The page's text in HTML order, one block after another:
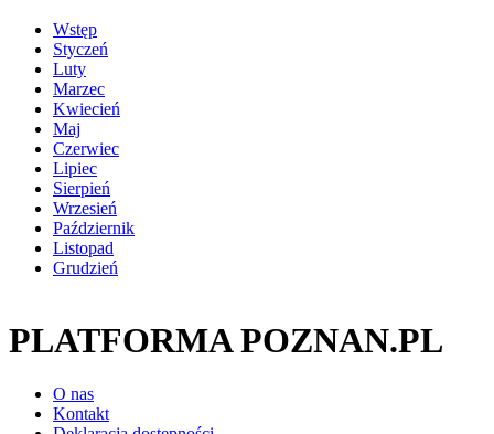
Wstęp
Styczeń
Luty
Marzec
Kwiecień
Maj
Czerwiec
Lipiec
Sierpień
Wrzesień
Październik
Listopad
Grudzień
PLATFORMA POZNAN.PL
O nas
Kontakt